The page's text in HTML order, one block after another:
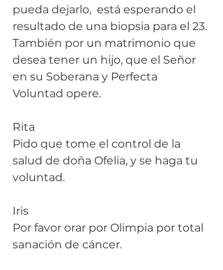
pueda dejarlo,  está esperando el
resultado de una biopsia para el 23.
También por un matrimonio que
desea tener un hijo, que el Señor
en su Soberana y Perfecta
Voluntad opere.
Rita
Pido que tome el control de la
salud de doña Ofelia, y se haga tu
voluntad.
Iris
Por favor orar por Olimpia por total
sanación de cáncer.